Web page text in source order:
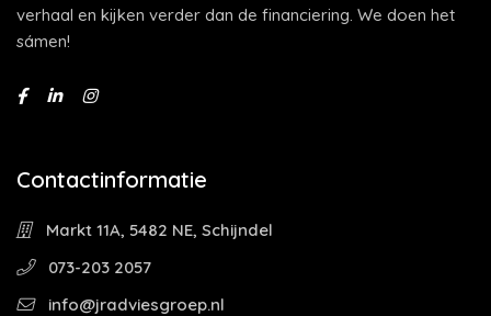
verhaal en kijken verder dan de financiering. We doen het
sámen!
Contactinformatie
Markt 11A, 5482 NE, Schijndel
073-203 2057
info@jradviesgroep.nl